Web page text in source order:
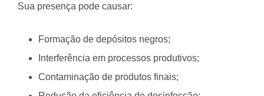
Sua presença pode causar:
Formação de depósitos negros;
Interferência em processos produtivos;
Contaminação de produtos finais;